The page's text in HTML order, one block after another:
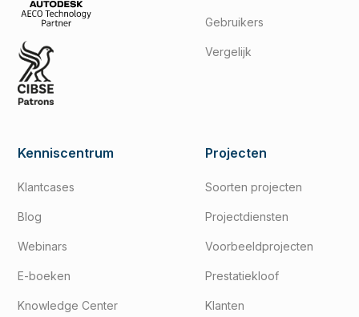
Gebruikers
Vergelijk
Kenniscentrum
Klantcases
Blog
Webinars
E-boeken
Knowledge Center
Projecten
Soorten projecten
Projectdiensten
Voorbeeldprojecten
Prestatiekloof
Klanten